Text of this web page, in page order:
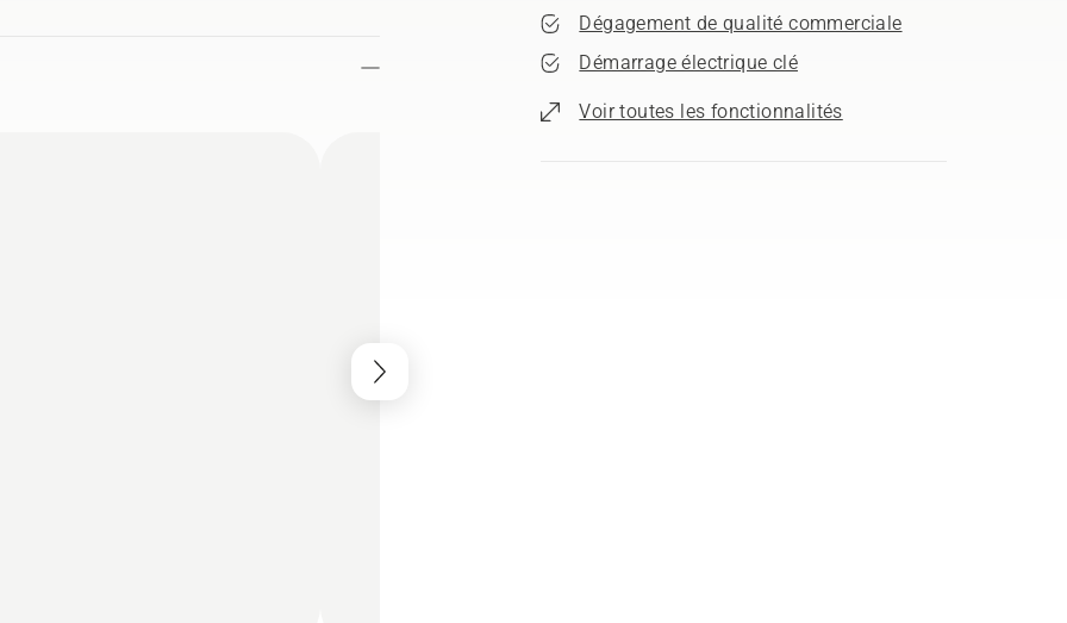
Dégagement de qualité commerciale
Démarrage électrique clé
Voir toutes les fonctionnalités
des systèmes de piste pour